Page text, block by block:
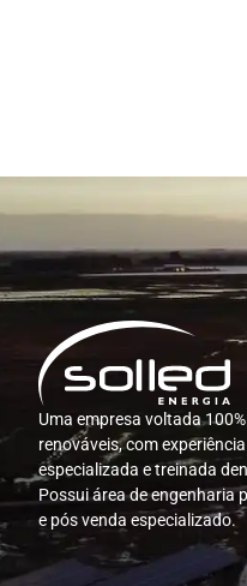
Uma empresa voltada
renováveis, com
especializada e treinada
Possui área de engenharia
e pós venda especializado.